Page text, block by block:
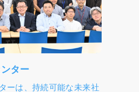
の鮮度の価値の解明や鮮
我が国における魚離れの
(消費者が十分な情報を
悪化であるとのオリジ
度表示がこの問題を緩和
えています。2024年に
舗での実証実験を行いま
ター
ーは、持続可能な未来社